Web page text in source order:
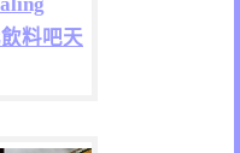
料吧天